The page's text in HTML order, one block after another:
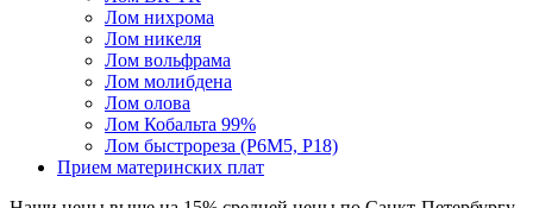
Лом нихрома
Лом никеля
Лом вольфрама
Лом молибдена
Лом олова
Лом Кобальта 99%
Лом быстрореза (Р6М5, Р18)
Прием материнских плат